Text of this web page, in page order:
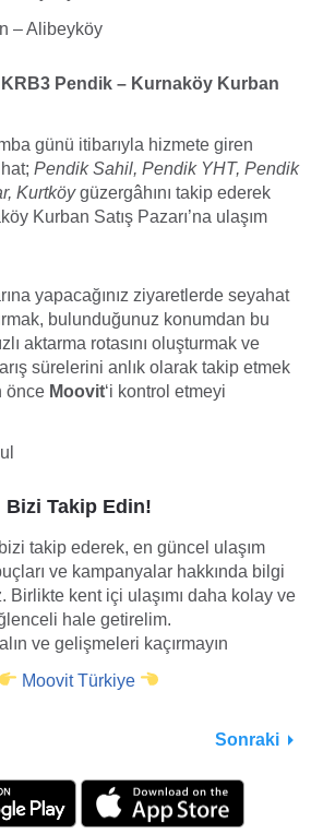
– Alibeyköy
KRB3 Pendik – Kurnaköy Kurban
günü itibarıyla hizmete giren
Pendik Sahil, Pendik YHT, Pendik
Kurtköygüzergâhını takip ederek
Kurban Satış Pazarı’na ulaşım
yapacağınız ziyaretlerde seyahat
bulunduğunuz konumdan bu
aktarma rotasını oluşturmak ve
sürelerini anlık olarak takip etmek
önce Moovit‘i kontrol etmeyi
Bizi Takip Edin!
takip ederek, en güncel ulaşım
ve kampanyalar hakkında bilgi
kent içi ulaşımı daha kolay ve
hale getirelim.
ve gelişmeleri kaçırmayın
Moovit Türkiye
Sonraki